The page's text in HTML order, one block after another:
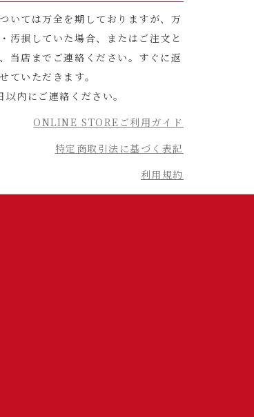
いては万全を期しておりますが、万
汚損していた場合、またはご注文と
当店までご連絡ください。すぐに返
ていただきます。
内にご連絡ください。
ONLINE STOREご利用ガイド
特定商取引法に基づく表記
利用規約